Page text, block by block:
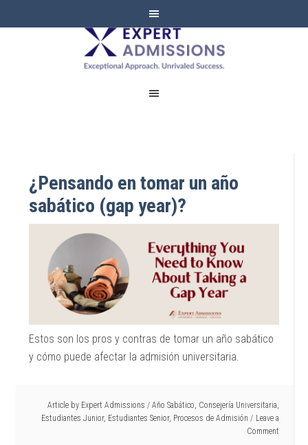
EXPERT
ADMISSIONS
¿Pensando en tomar un año
sabático (gap year)?
Estos son los pros y contras de tomar un año sabático
y cómo puede afectar la admisión universitaria.
Article by Expert Admissions / Año Sabático Consejería Universitaria
Estudiantes Junior, Estudiantes Senior, Procesos de Admisión
Leave a
Comment